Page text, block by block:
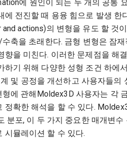
에 원인이 되는 두 개의 공통
전진할 때 용융 힘으로 발생 한
actions)의 변형을 유도 할 것
축을 초래한다. 금형 변형은 잠
을 미친다. 이러한 문제점을 해
기 위해 다양한 성형 조건 하에
및 공정을 개선하고 사용자들의
에 관해Moldex3D 사용자는 각
확한 해석을 할 수 있다.
분포, 이 두 가지 중요한 매개변
시뮬레이션 할 수 있다.